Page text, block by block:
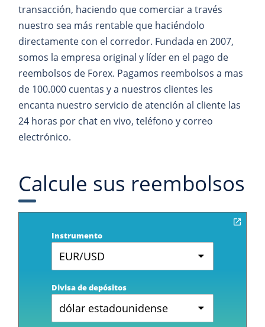
transacción, haciendo que comerciar a través
nuestro sea más rentable que haciéndolo
directamente con el corredor. Fundada en 2007,
somos la empresa original y líder en el pago de
reembolsos de Forex. Pagamos reembolsos a mas
de 100.000 cuentas y a nuestros clientes les
encanta nuestro servicio de atención al cliente las
24 horas por chat en vivo, teléfono y correo
electrónico.
Calcule sus reembolsos
Instrumento
EUR/USD
Divisa de depósitos
dólar estadounidense